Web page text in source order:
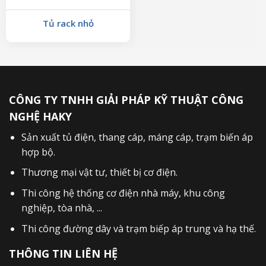
Tủ rack nhỏ
CÔNG TY TNHH GIẢI PHÁP KỸ THUẬT CÔNG
NGHỆ HAKY
Sản xuấttủ điện, thang cáp, máng cáp, trạm biến áp
hợp bộ.
Thương mại vật tư, thiết bị cơ điện.
Thi công hệ thống cơ điện nhà máy, khu công
nghiệp, tòa nhà, ...
Thi công đường dây và trạm biếp áp trung và hạ thế.
THÔNG TIN LIÊN HỆ